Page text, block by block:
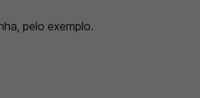
pelo exemplo.